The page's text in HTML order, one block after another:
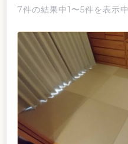
7件の結果中1〜5件を表示中